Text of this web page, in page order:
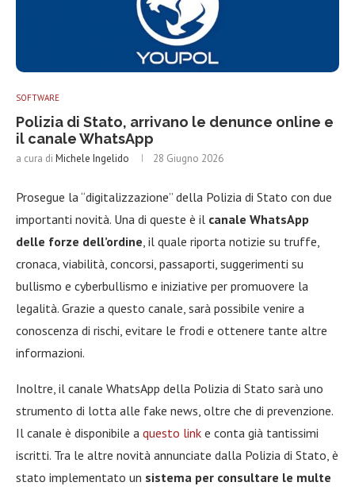
SOFTWARE
Polizia di Stato, arrivano le denunce online e
il canale WhatsApp
a cura di Michele Ingelido 28 Giugno 2026
Prosegue la “digitalizzazione” della Polizia di Stato con due
importanti novità. Una di queste è il canale WhatsApp
delle forze dell’ordine , il quale riporta notizie su truffe,
cronaca, viabilità, concorsi, passaporti, suggerimenti su
bullismo e cyberbullismo e iniziative per promuovere la
legalità. Grazie a questo canale, sarà possibile venire a
conoscenza di rischi, evitare le frodi e ottenere tante altre
informazioni.
Inoltre, il canale WhatsApp della Polizia di Stato sarà uno
strumento di lotta alle fake news, oltre che di prevenzione.
Il canale è disponibile a questo link e conta già tantissimi
iscritti. Tra le altre novità annunciate dalla Polizia di Stato, è
stato implementato un sistema per consultare le multe